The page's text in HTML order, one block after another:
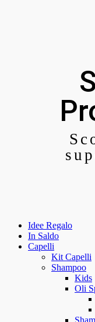
Idee Regalo
In Saldo
Capelli
Kit Capelli
Shampoo
Kids
Oli